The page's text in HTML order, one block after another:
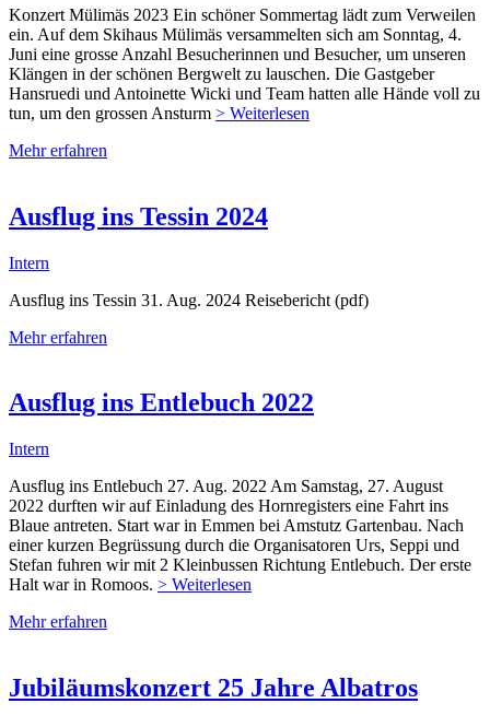
Konzert Mülimäs 2023 Ein schöner Sommertag lädt zum Verweilen
ein. Auf dem Skihaus Mülimäs versammelten sich am Sonntag, 4.
Juni eine grosse Anzahl Besucherinnen und Besucher, um unseren
Klängen in der schönen Bergwelt zu lauschen. Die Gastgeber
Hansruedi und Antoinette Wicki und Team hatten alle Hände voll zu
tun, um den grossen Ansturm > Weiterlesen
Mehr erfahren
Ausflug ins Tessin 2024
Intern
Ausflug ins Tessin 31. Aug. 2024 Reisebericht (pdf)
Mehr erfahren
Ausflug ins Entlebuch 2022
Intern
Ausflug ins Entlebuch 27. Aug. 2022 Am Samstag, 27. August
2022 durften wir auf Einladung des Hornregisters eine Fahrt ins
Blaue antreten. Start war in Emmen bei Amstutz Gartenbau. Nach
einer kurzen Begrüssung durch die Organisatoren Urs, Seppi und
Stefan fuhren wir mit 2 Kleinbussen Richtung Entlebuch. Der erste
Halt war in Romoos. > Weiterlesen
Mehr erfahren
Jubiläumskonzert 25 Jahre Albatros